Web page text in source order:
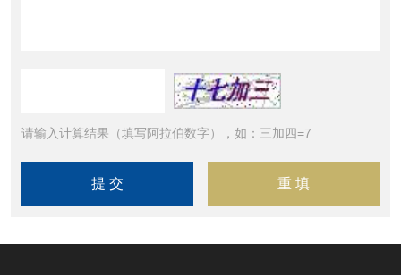
请输入计算结果（填写阿拉伯数字），如：三加四=7